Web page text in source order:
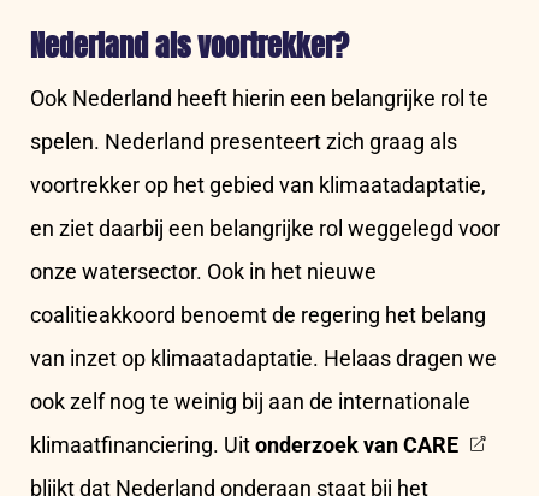
Nederland als voortrekker?
Ook Nederland heeft hierin een belangrijke rol te
spelen. Nederland presenteert zich graag als
voortrekker op het gebied van klimaatadaptatie,
en ziet daarbij een belangrijke rol weggelegd voor
onze watersector. Ook in het nieuwe
coalitieakkoord benoemt de regering het belang
van inzet op klimaatadaptatie. Helaas dragen we
ook zelf nog te weinig bij aan de internationale
klimaatfinanciering. Uitonderzoek van CARE
blijkt dat Nederland onderaan staat bij het